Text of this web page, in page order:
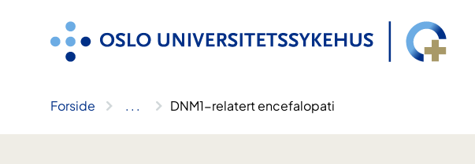
Forside .. . DNM1-relatert encefalopati